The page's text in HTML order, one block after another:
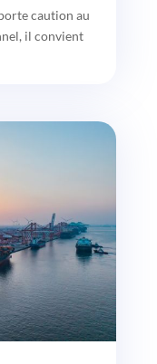
caution au
il convient